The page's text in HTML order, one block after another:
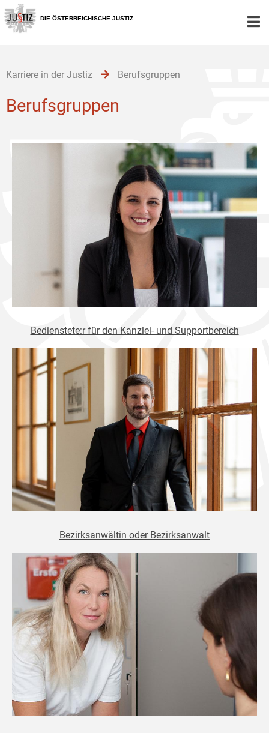
Zur
Hauptnavigation
[1]
Zum
Inhalt
[2]
Zum
Untermenü
[3]
DIE ÖSTERREICHISCHE JUSTIZ
Karriere in der Justiz Berufsgruppen
Berufsgruppen
Bedienstete:r für den Kanzlei- und Supportbereich
Bezirksanwältin oder Bezirksanwalt